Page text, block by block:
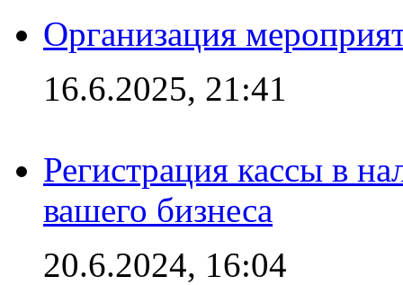
Организация
16.6.2025, 21:41
Регистрация кассы в
вашего бизнеса
20.6.2024, 16:04